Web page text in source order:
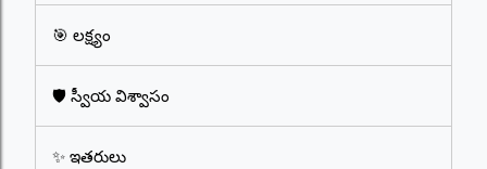
🎯 లక్ష్యం
🛡️ స్వీయ విశ్వాసం
✨ ఇతరులు